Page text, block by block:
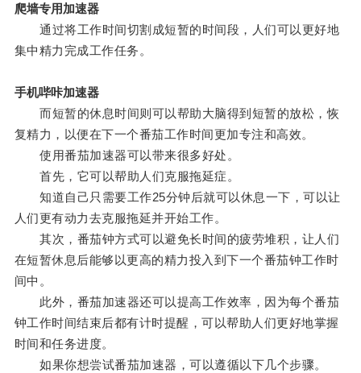
爬墙专用加速器
通过将工作时间切割成短暂的时间段，人们可以更好地
集中精力完成工作任务。
手机哔咔加速器
而短暂的休息时间则可以帮助大脑得到短暂的放松，恢
复精力，以便在下一个番茄工作时间更加专注和高效。
使用番茄加速器可以带来很多好处。
首先，它可以帮助人们克服拖延症。
知道自己只需要工作25分钟后就可以休息一下，可以让
人们更有动力去克服拖延并开始工作。
其次，番茄钟方式可以避免长时间的疲劳堆积，让人们
在短暂休息后能够以更高的精力投入到下一个番茄钟工作时
间中。
此外，番茄加速器还可以提高工作效率，因为每个番茄
钟工作时间结束后都有计时提醒，可以帮助人们更好地掌握
时间和任务进度。
如果你想尝试番茄加速器，可以遵循以下几个步骤。